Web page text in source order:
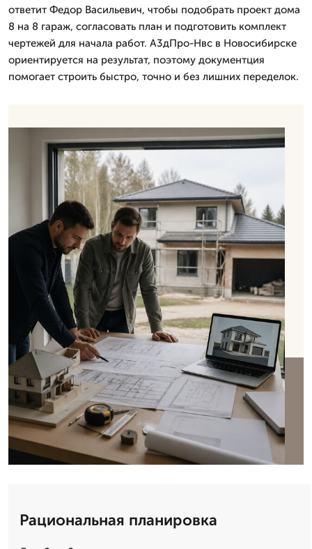
ответит Федор Васильевич, чтобы подобрать проект дома
8 на 8 гараж, согласовать план и подготовить комплект
чертежей для начала работ. А3дПро-Нвс в Новосибирске
ориентируется на результат, поэтому документция
помогает строить быстро, точно и без лишних переделок.
Рациональная планировка